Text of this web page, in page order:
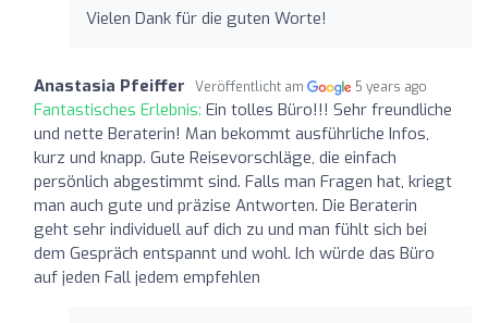
Vielen Dank für die guten Worte!
Anastasia Pfeiffer Veröffentlicht am 5 years ago
Fantastisches Erlebnis: Ein tolles Büro!!! Sehr freundliche
und nette Beraterin! Man bekommt ausführliche Infos,
kurz und knapp. Gute Reisevorschläge, die einfach
persönlich abgestimmt sind. Falls man Fragen hat, kriegt
man auch gute und präzise Antworten. Die Beraterin
geht sehr individuell auf dich zu und man fühlt sich bei
dem Gespräch entspannt und wohl. Ich würde das Büro
auf jeden Fall jedem empfehlen